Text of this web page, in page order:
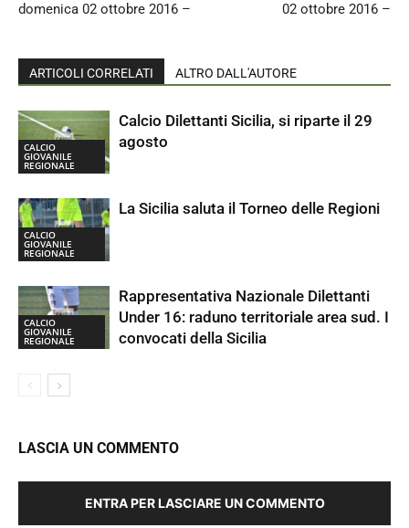
domenica 02 ottobre 2016 –
02 ottobre 2016 –
ARTICOLI CORRELATI ALTRO DALL'AUTORE
CALCIO
GIOVANILE
REGIONALE
Calcio Dilettanti Sicilia, si riparte il 29
agosto
CALCIO
GIOVANILE
REGIONALE
La Sicilia saluta il Torneo delle Regioni
CALCIO
GIOVANILE
REGIONALE
Rappresentativa Nazionale Dilettanti
Under 16: raduno territoriale area sud. I
convocati della Sicilia
LASCIA UN COMMENTO
ENTRA PER LASCIARE UN COMMENTO